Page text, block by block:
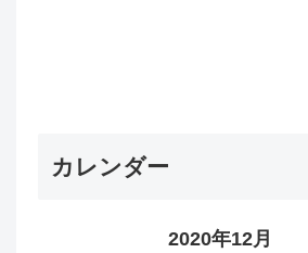
カレンダー
2020年12月